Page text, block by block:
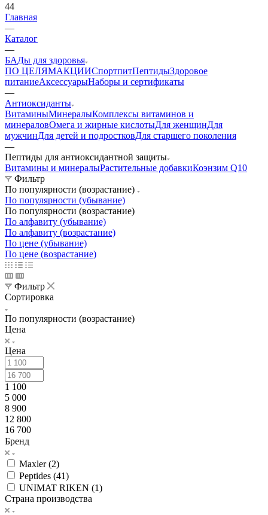
44
Главная
—
Каталог
—
БАДы для здоровья
ПО ЦЕЛЯМАКЦИИСпортпитПептидыЗдоровое
питаниеАксессуарыНаборы и сертификаты
—
Антиоксиданты
ВитаминыМинералыКомплексы витаминов и
минераловОмега и жирные кислотыДля женщинДля
мужчинДля детей и подростковДля старшего поколения
—
Пептиды для антиоксидантной защиты
Витамины и минералыРастительные добавкиКоэнзим Q10
Фильтр
По популярности (возрастание)
По популярности (убывание)
По популярности (возрастание)
По алфавиту (убывание)
По алфавиту (возрастание)
По цене (убывание)
По цене (возрастание)
Фильтр
Сортировка
По популярности (возрастание)
Цена
Цена
1 100
5 000
8 900
12 800
16 700
Бренд
Maxler (2)
Peptides (41)
UNIMAT RIKEN (1)
Страна производства